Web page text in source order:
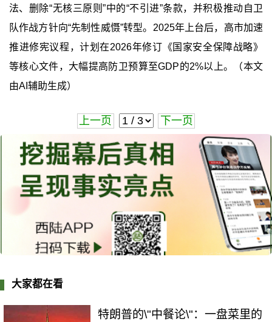
法、删除“无核三原则”中的“不引进”条款，并积极推动自卫
队作战方针向“先制性威慑”转型。2025年上台后，高市加速
推进修宪议程，计划在2026年修订《国家安全保障战略》
等核心文件，大幅提高防卫预算至GDP的2%以上。（本文
由AI辅助生成）
上一页 下一页
大家都在看
特朗普的\"中餐论\"：一盘菜里的